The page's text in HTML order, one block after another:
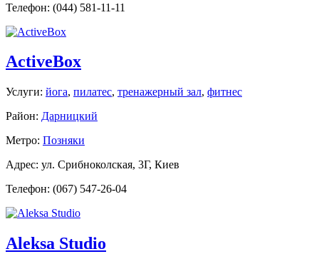
Телефон: (044) 581-11-11
ActiveBox
Услуги: йога, пилатес, тренажерный зал, фитнес
Район: Дарницкий
Метро: Позняки
Адрес: ул. Срибноколская, 3Г, Киев
Телефон: (067) 547-26-04
Aleksa Studio